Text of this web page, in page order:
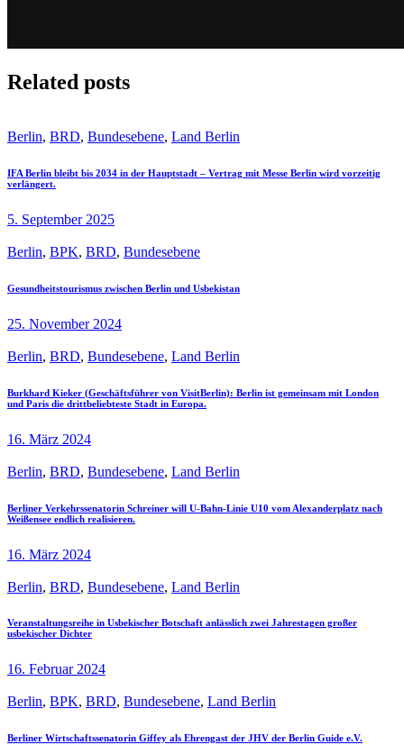
Related posts
Berlin, BRD, Bundesebene, Land Berlin
IFA Berlin bleibt bis 2034 in der Hauptstadt – Vertrag mit Messe Berlin wird vorzeitig
verlängert.
5. September 2025
Berlin, BPK, BRD, Bundesebene
Gesundheitstourismus zwischen Berlin und Usbekistan
25. November 2024
Berlin, BRD, Bundesebene, Land Berlin
Burkhard Kieker (Geschäftsführer von VisitBerlin): Berlin ist gemeinsam mit London
und Paris die drittbeliebteste Stadt in Europa.
16. März 2024
Berlin, BRD, Bundesebene, Land Berlin
Berliner Verkehrssenatorin Schreiner will U-Bahn-Linie U10 vom Alexanderplatz nach
Weißensee endlich realisieren.
16. März 2024
Berlin, BRD, Bundesebene, Land Berlin
Veranstaltungsreihe in Usbekischer Botschaft anlässlich zwei Jahrestagen großer
usbekischer Dichter
16. Februar 2024
Berlin, BPK, BRD, Bundesebene, Land Berlin
Berliner Wirtschaftssenatorin Giffey als Ehrengast der JHV der Berlin Guide e.V.